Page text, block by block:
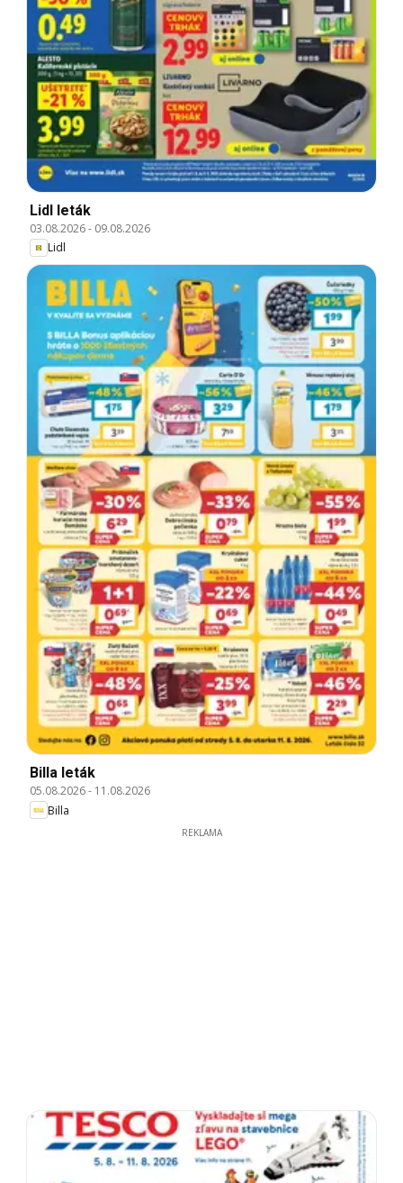
Lidl leták
03.08.2026- 09.08.2026
Lidl
Billa leták
05.08.2026- 11.08.2026
Billa
REKLAMA